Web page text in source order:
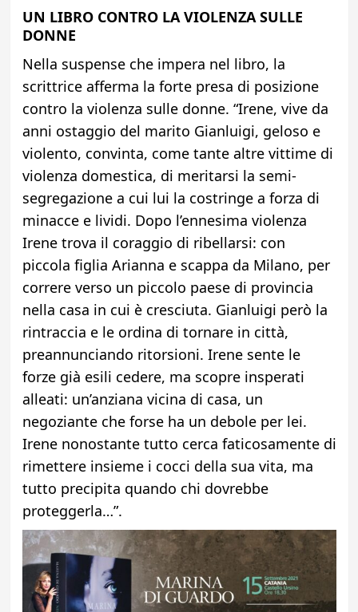
UN LIBRO CONTRO LA VIOLENZA SULLE
DONNE
Nella suspense che impera nel libro, la
scrittrice afferma la forte presa di posizione
contro la violenza sulle donne. “Irene, vive da
anni ostaggio del marito Gianluigi, geloso e
violento, convinta, come tante altre vittime di
violenza domestica, di meritarsi la semi-
segregazione a cui lui la costringe a forza di
minacce e lividi. Dopo l’ennesima violenza
Irene trova il coraggio di ribellarsi: con
piccola figlia Arianna e scappa da Milano, per
correre verso un piccolo paese di provincia
nella casa in cui è cresciuta. Gianluigi però la
rintraccia e le ordina di tornare in città,
preannunciando ritorsioni. Irene sente le
forze già esili cedere, ma scopre insperati
alleati: un’anziana vicina di casa, un
negoziante che forse ha un debole per lei.
Irene nonostante tutto cerca faticosamente di
rimettere insieme i cocci della sua vita, ma
tutto precipita quando chi dovrebbe
proteggerla…”.